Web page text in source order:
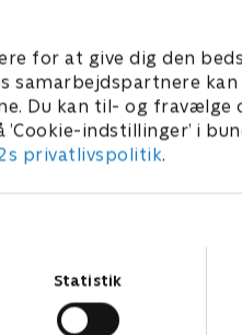
for at give dig den
samarbejdspartnere
Du kan til- og fravælge
indstillinger’ i
privatlivspolitik.
Statistik